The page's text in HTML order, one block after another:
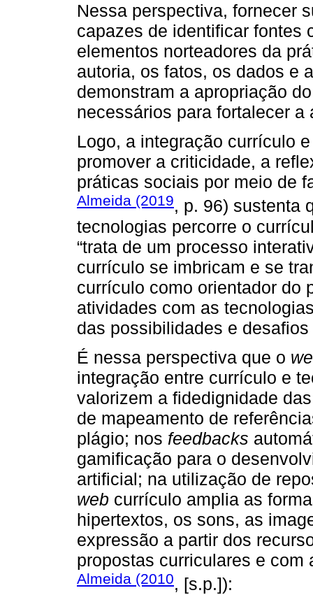
Nessa perspectiva, fornecer
capazes de identificar fontes
elementos norteadores da
autoria, os fatos, os dados e
demonstram a apropriação
necessários para fortalecer a
Logo, a integração currículo
promover a criticidade, a
práticas sociais por meio de
Almeida (2019, p. 96) sustenta
tecnologias percorre o
“trata de um processo
currículo se imbricam e se
currículo como orientador do
atividades com as
das possibilidades e
É nessa perspectiva que o
integração entre currículo e
valorizem a fidedignidade
de mapeamento de
plágio; nos feedbacks
gamificação para o
artificial; na utilização de
web currículo amplia as
hipertextos, os sons, as
expressão a partir dos
propostas curriculares e com
Almeida (2010, [s.p.]):